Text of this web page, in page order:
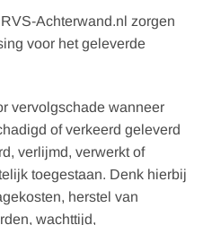
Achterwand.nl zorgen
voor het geleverde
vervolgschade wanneer
of verkeerd geleverd
verlijmd, verwerkt of
toegestaan. Denk hierbij
herstel van
wachttijd,